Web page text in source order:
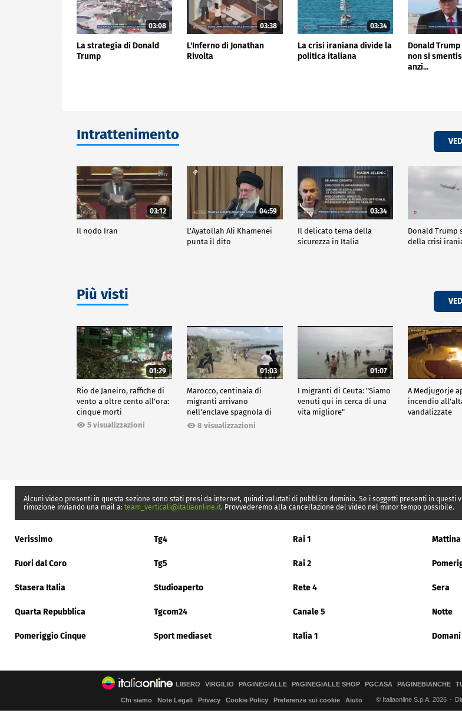
03:08
La strategia di Donald
Trump
03:38
L'Inferno di Jonathan
Rivolta
03:34
La crisi iraniana divide la
politica italiana
Donald
non si
anzi...
Intrattenimento
03:12
Il nodo Iran
04:59
L'Ayatollah Ali Khamenei
punta il dito
03:34
Il delicato tema della
sicurezza in Italia
Donald Trump
della crisi
Più visti
01:29
Rio de Janeiro, raffiche di
vento a oltre cento all'ora:
cinque morti
5 visualizzazioni
01:03
Marocco, centinaia di
migranti arrivano
nell'enclave spagnola di
Ceuta8 visualizzazioni
01:07
I migranti di Ceuta: "Siamo
venuti qui in cerca di una
vita migliore"
A Medjugorje
incendio
vandalizzate
Alcuni video presenti in questa sezione sono stati presi da internet, quindi valutati di pubblico dominio. Se i soggetti presenti in
rimozione inviando una mail a: team_verticali@italiaonline.it. Provvederemo alla cancellazione del video nel minor tempo possibile.
Verissimo Tg4 Rai 1 Mattina
Fuori dal Coro Tg5 Rai 2
Stasera Italia Studioaperto Rete 4 Sera
Quarta Repubblica Tgcom24 Canale 5 Notte
Pomeriggio Cinque Sport mediaset Italia 1 Domani
LIBERO VIRGILIO PAGINEGIALLE PAGINEGIALLE SHOP PGCASA PAGINEBIANCHE
Chi siamo Note Legali Privacy Cookie Policy Preferenze sui cookie Aiuto © Italiaonline S.p.A. 2026